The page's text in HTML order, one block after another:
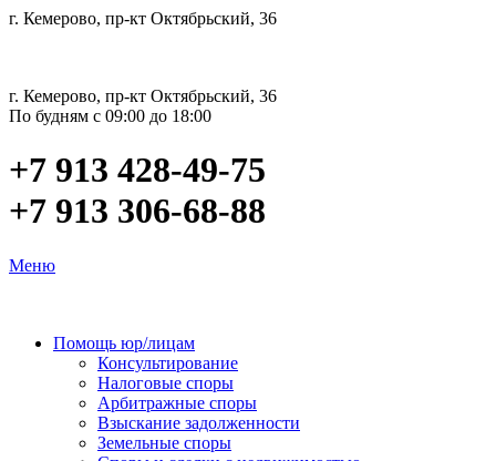
г. Кемерово, пр-кт Октябрьский, 36
г. Кемерово, пр-кт Октябрьский, 36
По будням с 09:00 до 18:00
+7 913 428-49-75
+7 913 306-68-88
Меню
Помощь юр/лицам
Консультирование
Налоговые споры
Арбитражные споры
Взыскание задолженности
Земельные споры